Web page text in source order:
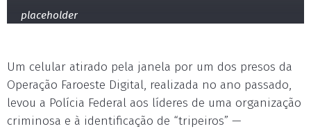
placeholder
Um celular atirado pela janela por um dos presos da
Operação Faroeste Digital, realizada no ano passado,
levou a Polícia Federal aos líderes de uma organização
criminosa e à identificação de “tripeiros” —